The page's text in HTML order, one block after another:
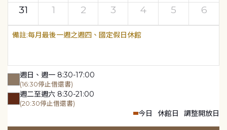
31
1 2 3 4 5 6
每月最後一週之週四、國定假日休館
週日、週一 8:30-17:00
(16:30停止借還書)
週二至週六 8:30-21:00
(20:30停止借還書)
今日 休館日 調整開放日